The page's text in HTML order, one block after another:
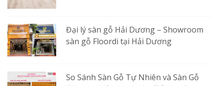
Đại lý sàn gỗ Hải Dương – Showroom
sàn gỗ Floordi tại Hải Dương
So Sánh Sàn Gỗ Tự Nhiên và Sàn Gỗ